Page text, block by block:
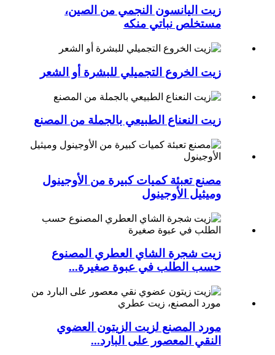
زيت اليانسون النجمي من الصين،
مستخلص نباتي منكه
زيت الخروع التجميلي للبشرة أو الشعر
زيت النعناع الطبيعي بالجملة من المصنع
مصنع تعبئة كميات كبيرة من الأوجينول
وميثيل الأوجينول
زيت شجرة الشاي العطري المصنوع
حسب الطلب في عبوة صغيرة...
مورد المصنع لزيت الزيتون العضوي
النقي المعصور على البارد...